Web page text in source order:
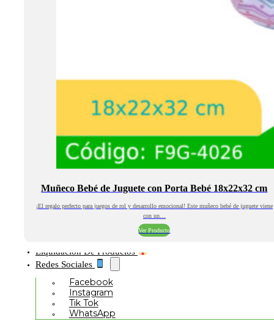
Muñeco Bebé de Juguete con Porta Bebé 18x22x32 cm
¡El regalo perfecto para juegos de rol y desarrollo emocional! Este muñeco bebé de juguete viene
con un…
Ver Producto
Liquidación De Productos
Redes Sociales
Facebook
Instagram
Tik Tok
WhatsApp